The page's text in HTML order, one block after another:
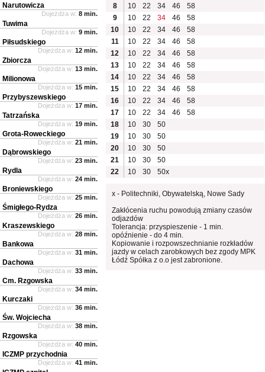
8
10 22 34 46
58
9
10 22 34 46
58
10
10 22 34 46
58
11
10 22 34 46
58
12
10 22 34 46
58
13
10 22 34 46
58
14
10 22 34 46
58
15
10 22 34 46
58
16
10 22 34 46
58
17
10 22 34 46
58
18
10 30
50
19
10 30
50
20
10 30
50
21
10 30
50
22
10 30 50x
x - Politechniki, Obywatelską, Nowe Sady
Zakłócenia ruchu powodują zmiany czasów
odjazdów
Tolerancja: przyspieszenie - 1 min.
opóźnienie - do 4 min.
Kopiowanie i rozpowszechnianie rozkładów
jazdy w celach zarobkowych bez zgody MPK
Łódź Spółka z o.o jest zabronione.
Narutowicza
Dojeżdża w: 8 min.
Tuwima
Dojeżdża w: 9 min.
Piłsudskiego
Dojeżdża w: 12 min.
Zbiorcza
Dojeżdża w: 13 min.
Milionowa
Dojeżdża w: 15 min.
Przybyszewskiego
Dojeżdża w: 17 min.
Tatrzańska
Dojeżdża w: 19 min.
Grota-Roweckiego
Dojeżdża w: 21 min.
Dąbrowskiego
Dojeżdża w: 23 min.
Rydla
Dojeżdża w: 24 min.
Broniewskiego
Dojeżdża w: 25 min.
Śmigłego-Rydza
Dojeżdża w: 26 min.
Kraszewskiego
Dojeżdża w: 28 min.
Bankowa
Dojeżdża w: 31 min.
Dachowa
Dojeżdża w: 33 min.
Cm. Rzgowska
Dojeżdża w: 34 min.
Kurczaki
Dojeżdża w: 36 min.
Św. Wojciecha
Dojeżdża w: 38 min.
Rzgowska
Dojeżdża w: 40 min.
ICZMP przychodnia
Dojeżdża w: 41 min.